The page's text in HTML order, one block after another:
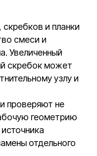
и планки
смеси и
Увеличенный
скребок может
узлу и
проверяют не
геометрию
отдельного